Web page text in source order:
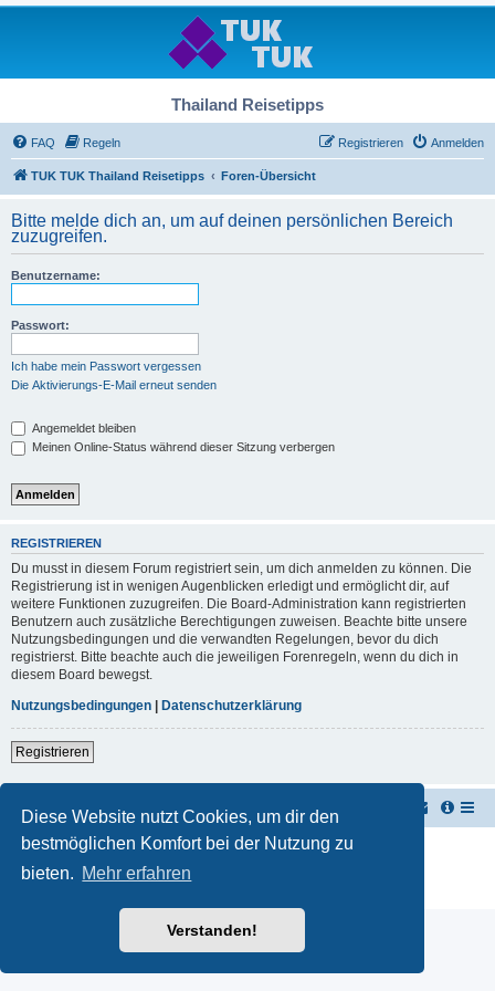
Diese Website nutzt Cookies, um dir den
bestmöglichen Komfort bei der Nutzung zu
bieten. Mehr erfahren
Verstanden!
Thailand Reisetipps
FAQ Regeln Anmelden
Registrieren
TUK TUK Thailand Reisetipps Foren-Übersicht
Bitte melde dich an, um auf deinen persönlichen Bereich
zuzugreifen.
Benutzername:
Passwort:
Ich habe mein Passwort vergessen
Die Aktivierungs-E-Mail erneut senden
Angemeldet bleiben
Meinen Online-Status während dieser Sitzung verbergen
REGISTRIEREN
Du musst in diesem Forum registriert sein, um dich anmelden zu können. Die
Registrierung ist in wenigen Augenblicken erledigt und ermöglicht dir, auf
weitere Funktionen zuzugreifen. Die Board-Administration kann registrierten
Benutzern auch zusätzliche Berechtigungen zuweisen. Beachte bitte unsere
Nutzungsbedingungen und die verwandten Regelungen, bevor du dich
registrierst. Bitte beachte auch die jeweiligen Forenregeln, wenn du dich in
diesem Board bewegst.
Nutzungsbedingungen
Datenschutzerklärung
Registrieren
TUK TUK Thailand Reisetipps Foren-Übersicht
Powered byphpBB ® Forum Software © phpBB Limited
Deutsche Übersetzung durch